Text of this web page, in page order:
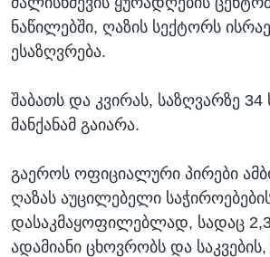
ნაწილებში, ღაზის სექტორს
ესაზღვრება.
შაბათს და კვირას, საზღვარზე
მანქანამ გაიარა.
გაეროს ოფიციალური პირები
ღაზას აუცილებელი
დასაკმაყოფილებლად, სადაც
ადამიანი ცხოვრობს და